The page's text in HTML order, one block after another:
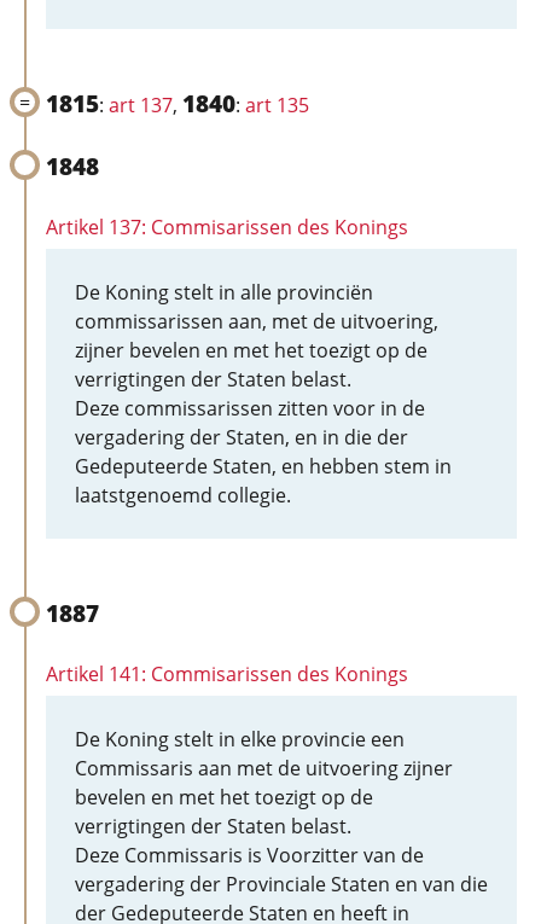
1815: art 137, 1840: art 135
1848
Artikel 137: Commisarissen des Konings
De Koning stelt in alle provinciën
commissarissen aan, met de uitvoering,
zijner bevelen en met het toezigt op de
verrigtingen der Staten belast.
Deze commissarissen zitten voor in de
vergadering der Staten, en in die der
Gedeputeerde Staten, en hebben stem in
laatstgenoemd collegie.
1887
Artikel 141: Commisarissen des Konings
De Koning stelt in elke provincie een
Commissaris aan met de uitvoering zijner
bevelen en met het toezigt op de
verrigtingen der Staten belast.
Deze Commissaris is Voorzitter van de
vergadering der Provinciale Staten en van die
der Gedeputeerde Staten en heeft in